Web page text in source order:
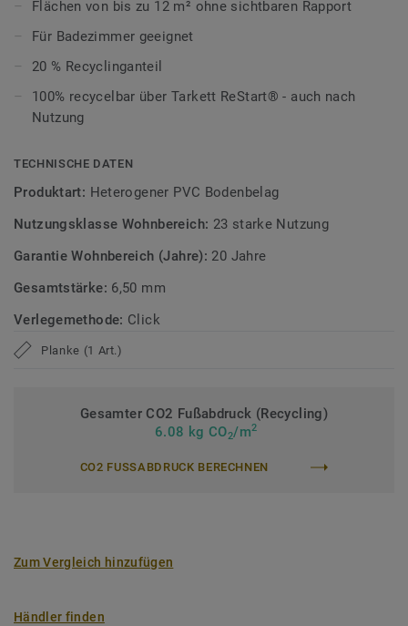
schnell und unkompliziert per Klicksystem verlegen. Kleine
Unebenheiten im Untergrund werden ausgeglichen, wodurch
sich der Boden besonders für Renovierungen eignet.
Ultramatte Oberfläche für den Alltag
Die Tektanium-Oberfläche sorgt für eine authentische,
Flecken und Abrieb – ideal für stark genutzte Wohnräume.
Hergestellt in Europa mit 20 % Recyclinganteil und zu 100%
recycelbar. Zudem ist der Bodenbelag phthalatfrei und
weist sehr niedrige VOC-Emissionen auf, geprüft nach
anerkannten Standards.
iD Naturals Click Ultimate ist auch mit 0,70 mm
>> Erfahren Sie mehr über Tarkett Klick Vinyl.
Flächen von bis zu 12 m² ohne sichtbaren Rapport
Für Badezimmer geeignet
20 % Recyclinganteil
100% recycelbar über Tarkett ReStart® - auch nach
Nutzung
TECHNISCHE DATEN
Produktart: Heterogener PVC Bodenbelag
Nutzungsklasse Wohnbereich: 23 starke Nutzung
Garantie Wohnbereich (Jahre): 20 Jahre
Gesamtstärke: 6,50 mm
Verlegemethode: Click
Planke (1 Art.)
Gesamter CO2 Fußabdruck (Recycling)
6.08 kg CO2/m2
CO2 FUSSABDRUCK BERECHNEN
Zum Vergleich hinzufügen
Händler finden